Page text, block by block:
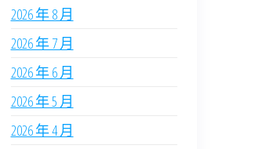
2026 年 8 月
2026 年 7 月
2026 年 6 月
2026 年 5 月
2026 年 4 月